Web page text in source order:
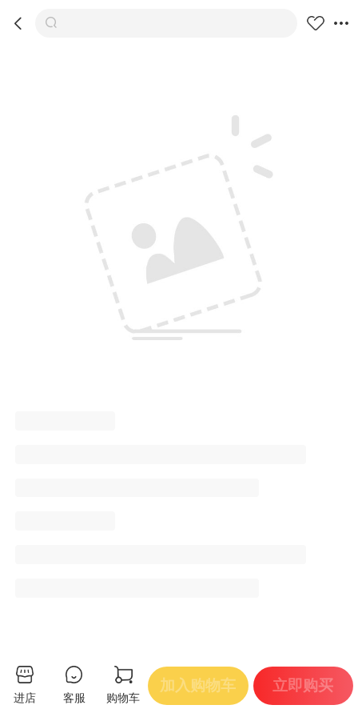
  
进店 客服 购物车
加入购物车 立即购买